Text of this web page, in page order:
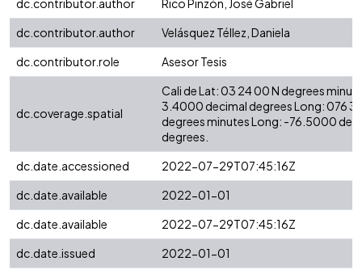
dc.contributor.author
Rico Pinzón, José Gabriel
dc.contributor.author
Velásquez Téllez, Daniela
dc.contributor.role
Asesor Tesis
dc.coverage.spatial
Cali de Lat: 03 24 00 N degrees
3.4000 decimal degrees Long: 076
degrees minutes Long: -76.5000
degrees.
dc.date.accessioned
2022-07-29T07:45:16Z
dc.date.available
2022-01-01
dc.date.available
2022-07-29T07:45:16Z
dc.date.issued
2022-01-01